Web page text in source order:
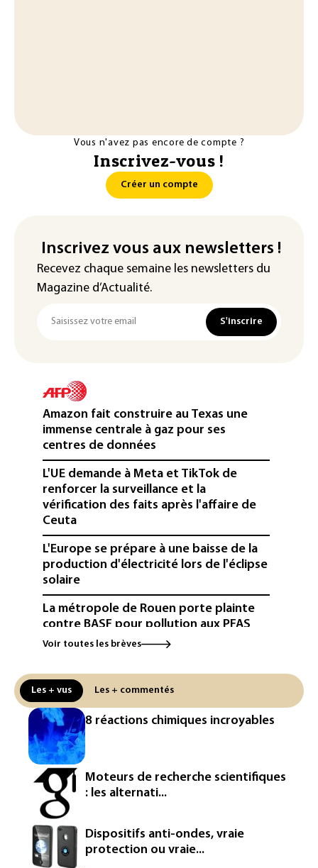
Vous n'avez pas encore de compte ?
Inscrivez-vous !
Créer un compte
Inscrivez vous aux newsletters !
Recevez chaque semaine les newsletters du
Magazine d’Actualité.
S'inscrire
Amazon fait construire au Texas une
immense centrale à gaz pour ses
centres de données
L'UE demande à Meta et TikTok de
renforcer la surveillance et la
vérification des faits après l'affaire de
Ceuta
L'Europe se prépare à une baisse de la
production d'électricité lors de l'éclipse
solaire
La métropole de Rouen porte plainte
contre BASF pour pollution aux PFAS
Canicule: à l'arrêt depuis fin juillet, la
réseau
Véhicules de livraison autonomes: la
France ouvre la voie à leur
homologation
Iris³: Eutelsat investira 3,4 milliards
d'euros dans la future constellation
européenne
Le magazine VSD racheté par
l'entrepreneur Vianney d'Alançon
Voir toutes les brèves
Les + vus Les + commentés
8 réactions chimiques incroyables
Moteurs de recherche scientifiques
: les alternati...
Dispositifs anti-ondes, vraie
protection ou vraie...